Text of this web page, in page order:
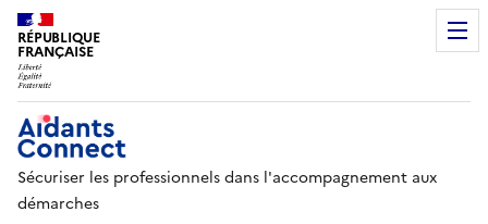
RÉPUBLIQUE
FRANÇAISE
Sécuriser les professionnels dans l'accompagnement aux
démarches